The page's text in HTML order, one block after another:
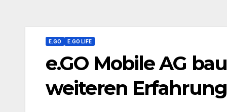
E.GO E.GO LIFE
e.GO Mobile AG
weiteren